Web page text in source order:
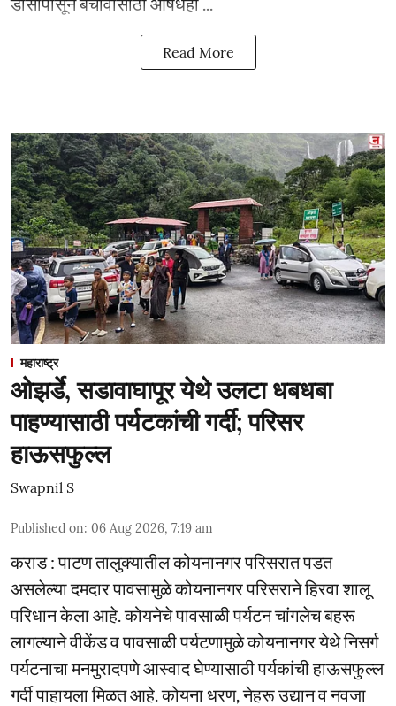
Read More
महाराष्ट्र
ओझर्डे, सडावाघापूर येथे उलटा धबधबा
पाहण्यासाठी पर्यटकांची गर्दी; परिसर
हाऊसफुल्ल
Swapnil S
Published on: 06 Aug 2026, 7:19 am
कराड : पाटण तालुक्यातील कोयनानगर परिसरात पडत
असलेल्या दमदार पावसामुळे कोयनानगर परिसराने हिरवा शालू
परिधान केला आहे. कोयनेचे पावसाळी पर्यटन चांगलेच बहरू
लागल्याने वीकेंड व पावसाळी पर्यटणामुळे कोयनानगर येथे निसर्ग
पर्यटनाचा मनमुरादपणे आस्वाद घेण्यासाठी पर्यकांची हाऊसफुल्ल
गर्दी पाहायला मिळत आहे. कोयना धरण, नेहरू उद्यान व नवजा